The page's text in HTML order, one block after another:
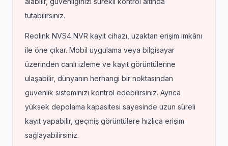
tutabilirsiniz.
Reolink NVS4 NVR kayıt cihazı, uzaktan erişim imkânı
ile öne çıkar. Mobil uygulama veya bilgisayar
üzerinden canlı izleme ve kayıt görüntülerine
ulaşabilir, dünyanın herhangi bir noktasından
güvenlik sisteminizi kontrol edebilirsiniz. Ayrıca
yüksek depolama kapasitesi sayesinde uzun süreli
kayıt yapabilir, geçmiş görüntülere hızlıca erişim
sağlayabilirsiniz.